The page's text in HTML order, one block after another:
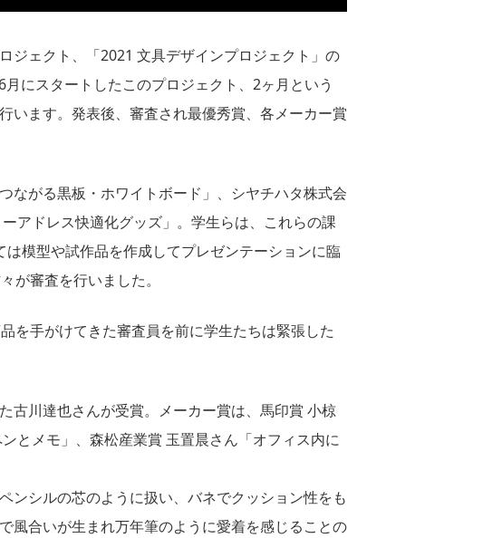
ジェクト、「2021 文具デザインプロジェクト」の
にスタートしたこのプロジェクト、2ヶ月という
います。発表後、審査され最優秀賞、各メーカー賞
がる黒板・ホワイトボード」、シヤチハタ株式会
アドレス快適化グッズ」。学生らは、これらの課
模型や試作品を作成してプレゼンテーションに臨
が審査を行いました。
を手がけてきた審査員を前に学生たちは緊張した
古川達也さんが受賞。メーカー賞は、馬印賞 小椋
とメモ」、森松産業賞 玉置晨さん「オフィス内に
シルの芯のように扱い、バネでクッション性をも
風合いが生まれ万年筆のように愛着を感じることの